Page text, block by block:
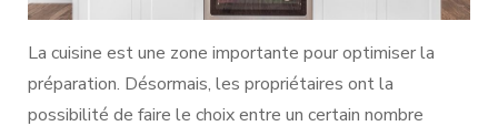
La cuisine est une zone importante pour optimiser la
préparation. Désormais, les propriétaires ont la
possibilité de faire le choix entre un certain nombre